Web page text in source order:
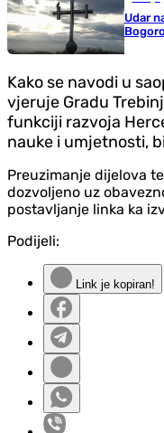
Udar
Kako se navodi u
vjeruje Gradu
funkciji razvoja
nauke i umjetnosti,
Preuzimanje dijelova
dozvoljeno uz
postavljanje linka ka
Podijeli:
Link je kopiran!